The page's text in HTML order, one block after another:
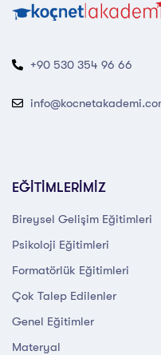
+90 530 354 96 66
EĞİTİMLERİMİZ
Bireysel Gelişim Eğitimleri
Psikoloji Eğitimleri
Formatörlük Eğitimleri
Çok Talep Edilenler
Genel Eğitimler
Materyal